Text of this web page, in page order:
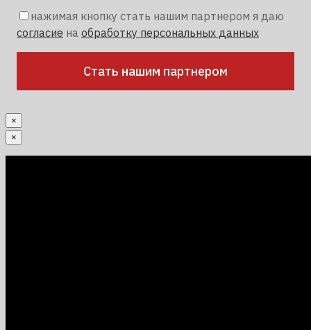
нажимая кнопку стать нашим партнером я даю
согласие на обработку персональных данных
×
×